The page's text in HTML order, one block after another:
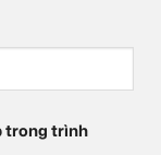
trong trình